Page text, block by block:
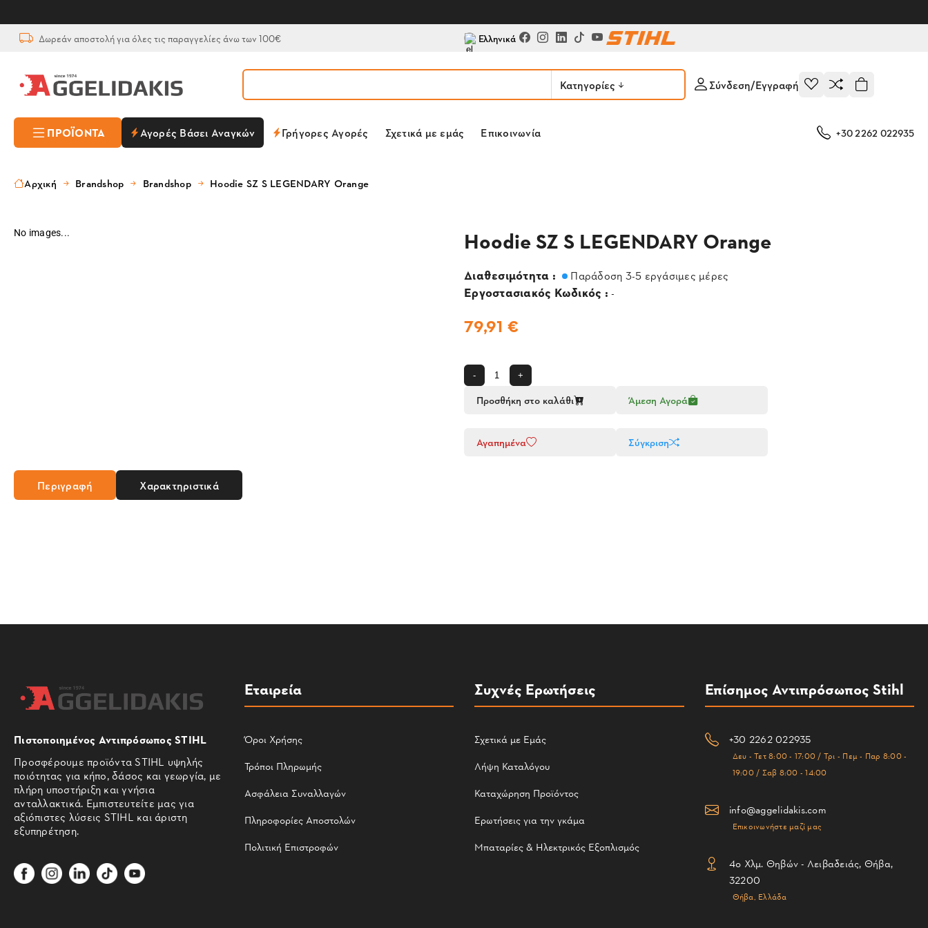
Δωρεάν αποστολή για όλες τις παραγγελίες άνω των 100€ Ελληνικά
Κατηγορίες Σύνδεση/Εγγραφή
ΠΡΟΪΌΝΤΑ Αγορές Βάσει Αναγκών Γρήγορες Αγορές Σχετικά με εμάς Επικοινωνία +30 2262 022935
Αρχική Brandshop Brandshop Hoodie SZ S LEGENDARY Orange
No images... Hoodie SZ S LEGENDARY Orange
Διαθεσιμότητα : Παράδοση 3-5 εργάσιμες μέρες
Εργοστασιακός Κωδικός : -
79,91 €
- +
Προσθήκη στο καλάθι Άμεση Αγορά
Αγαπημένα Σύγκριση
Περιγραφή Χαρακτηριστικά
Πιστοποιημένος Αντιπρόσωπος STIHL
Προσφέρουμε προϊόντα STIHL υψηλής
ποιότητας για κήπο, δάσος και γεωργία, με
πλήρη υποστήριξη και γνήσια
ανταλλακτικά. Εμπιστευτείτε μας για
αξιόπιστες λύσεις STIHL και άριστη
εξυπηρέτηση.
Εταιρεία
Όροι Χρήσης
Τρόποι Πληρωμής
Ασφάλεια Συναλλαγών
Πληροφορίες Αποστολών
Πολιτική Επιστροφών
Συχνές Ερωτήσεις
Σχετικά με Εμάς
Λήψη Καταλόγου
Καταχώρηση Προϊόντος
Ερωτήσεις για την γκάμα
Μπαταρίες & Ηλεκτρικός Εξοπλισμός
Επίσημος Αντιπρόσωπος Stihl
+30 2262 022935
Δευ - Τετ 8:00 - 17:00 / Τρι - Πεμ - Παρ 8:00 -
19:00 / Σαβ 8:00 - 14:00
info@aggelidakis.com
Επικοινωνήστε μαζί μας
4ο Χλμ. Θηβών - Λειβαδειάς, Θήβα,
32200
Θήβα, Ελλάδα